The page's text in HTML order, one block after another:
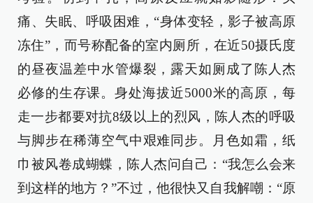
痛、失眠、呼吸困难，“身体变轻，影子被高原
冻住”，而号称配备的室内厕所，在近50摄氏度
的昼夜温差中水管爆裂，露天如厕成了陈人杰
必修的生存课。身处海拔近5000米的高原，每
走一步都要对抗8级以上的烈风，陈人杰的呼吸
与脚步在稀薄空气中艰难同步。月色如霜，纸
巾被风卷成蝴蝶，陈人杰问自己：“我怎么会来
到这样的地方？”不过，他很快又自我解嘲：“原